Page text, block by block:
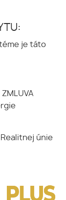
je táto
únie